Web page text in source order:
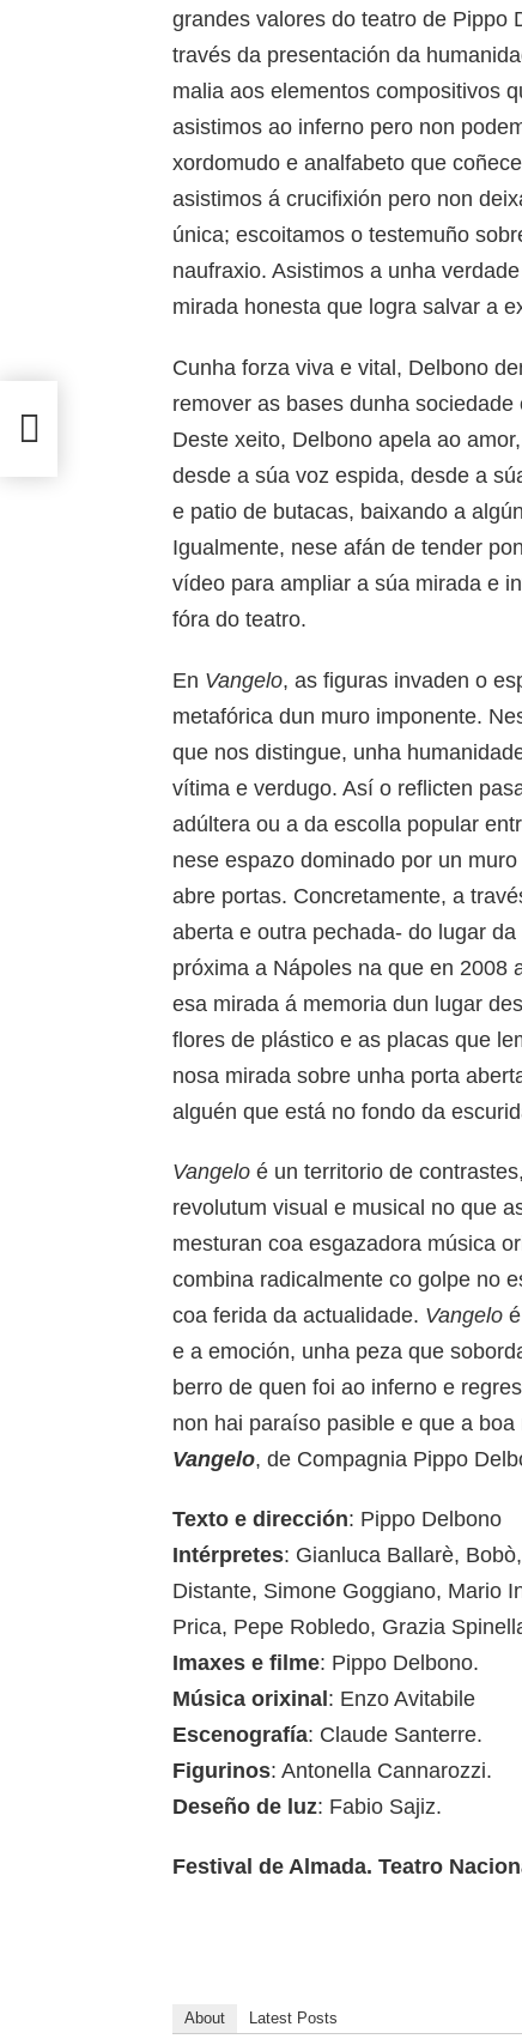
grandes valores do teatro de Pippo
través da presentación da
malia aos elementos compositivos
asistimos ao inferno pero non
xordomudo e analfabeto que
asistimos á crucifixión pero non
única; escoitamos o testemuño
naufraxio. Asistimos a unha
mirada honesta que logra salvar a
Cunha forza viva e vital, Delbono
remover as bases dunha
Deste xeito, Delbono apela ao
desde a súa voz espida, desde a
e patio de butacas, baixando a
Igualmente, nese afán de tender
vídeo para ampliar a súa mirada e
fóra do teatro.
En Vangelo, as figuras invaden o
metafórica dun muro imponente.
que nos distingue, unha
vítima e verdugo. Así o reflicten
adúltera ou a da escolla popular
nese espazo dominado por un
abre portas. Concretamente, a
aberta e outra pechada- do lugar
próxima a Nápoles na que en 2008
esa mirada á memoria dun lugar
flores de plástico e as placas que
nosa mirada sobre unha porta
alguén que está no fondo da
Vangelo é un territorio de
revolutum visual e musical no que
mesturan coa esgazadora música
combina radicalmente co golpe no
coa ferida da actualidade. Vangelo
e a emoción, unha peza que
berro de quen foi ao inferno e
non hai paraíso pasible e que a
Vangelo, de Compagnia Pippo
Texto e dirección: Pippo Delbono
Intérpretes: Gianluca Ballarè,
Distante, Simone Goggiano, Mario
Prica, Pepe Robledo, Grazia
Imaxes e filme: Pippo Delbono.
Música orixinal : Enzo Avitabile
Escenografía: Claude Santerre.
Figurinos: Antonella Cannarozzi.
Deseño de luz: Fabio Sajiz.
Festival de Almada. Teatro
About Latest Posts